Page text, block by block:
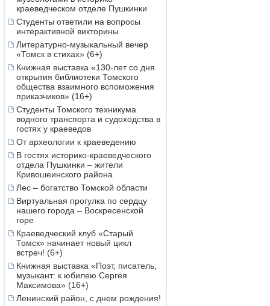
краеведческом отделе Пушкинки
Студенты ответили на вопросы
интерактивной викторины
Литературно-музыкальный вечер
«Томск в стихах» (6+)
Книжная выставка «130-лет со дня
открытия библиотеки Томского
общества взаимного вспоможения
приказчиков» (16+)
Студенты Томского техникума
водного транспорта и судоходства в
гостях у краеведов
От археологии к краеведению
В гостях историко-краеведческого
отдела Пушкинки – жители
Кривошеинского района
Лес – богатство Томской области
Виртуальная прогулка по сердцу
нашего города – Воскресенской
горе
Краеведческий клуб «Старый
Томск» начинает новый цикл
встреч! (6+)
Книжная выставка «Поэт, писатель,
музыкант: к юбилею Сергея
Максимова» (16+)
Ленинский район, с днем рождения!